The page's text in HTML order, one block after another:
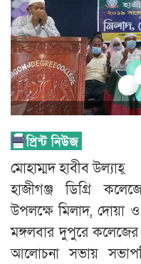
মোহাম্মদ হাবীব উল্যাহ্
হাজীগঞ্জ ডিগ্রি
উপলক্ষে মিলাদ, দোয়া
মঙ্গলবার দুপুরে
আলোচনা সভায়